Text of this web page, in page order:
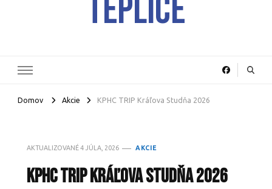
Teplice
Domov Akcie KPHC TRIP Kráľova Studňa 2026
AKTUALIZOVANÉ4 JÚLA, 2026 AKCIE
KPHC TRIP Kráľova Studňa 2026